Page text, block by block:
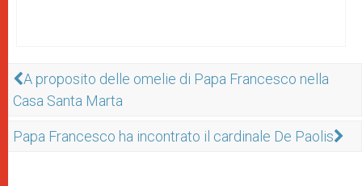
A proposito delle omelie di Papa Francesco nella
Casa Santa Marta
Papa Francesco ha incontrato il cardinale De Paolis